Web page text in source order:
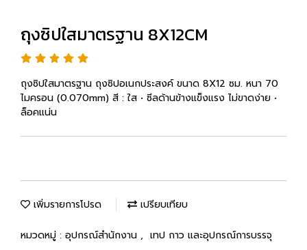
ถุงซิปใสมาตรฐาน 8X12CM
ถุงซิปใสมาตรฐาน ถุงซิปอเนกประสงค์ ขนาด 8X12 ซม. หนา 70
ไมครอน (0.070mm) สี : ใส • ซีลด้านข้างแข็งแรง ไม่ขาดง่าย •
ล็อคแน่น
เพิ่มรายการโปรด เปรียบเทียบ
หมวดหมู่ : อุปกรณ์สำนักงาน , เทป กาว และอุปกรณ์การบรรจุ